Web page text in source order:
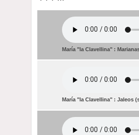
María "la Clavellina" :
María "la Clavellina" : Jaleos